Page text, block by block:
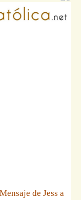
de Jess a